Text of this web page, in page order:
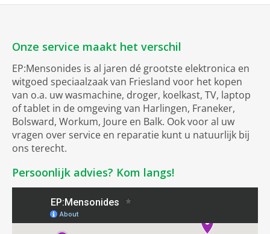
Onze service maakt het verschil
EP:Mensonides is al jaren dé grootste elektronica en
witgoed speciaalzaak van Friesland voor het kopen
van o.a. uw wasmachine, droger, koelkast, TV, laptop
of tablet in de omgeving van Harlingen, Franeker,
Bolsward, Workum, Joure en Balk. Ook voor al uw
vragen over service en reparatie kunt u natuurlijk bij
ons terecht.
Persoonlijk advies? Kom langs!